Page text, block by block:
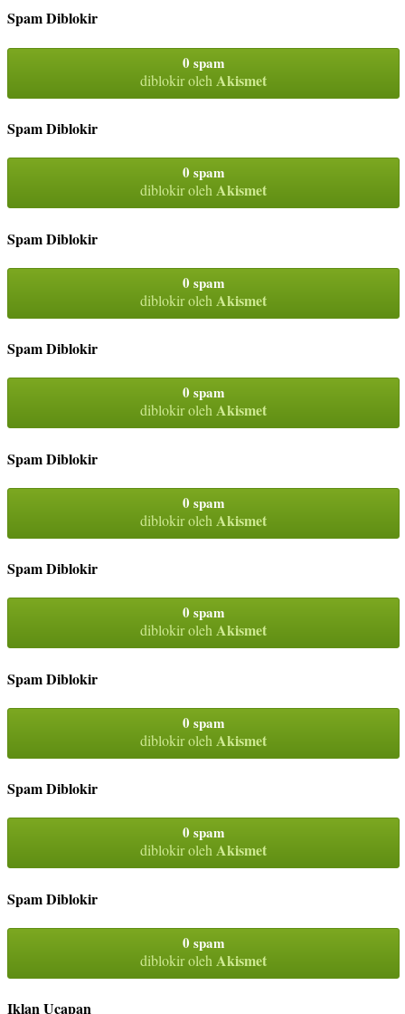
Spam Diblokir
0 spam
diblokir oleh Akismet
Spam Diblokir
0 spam
diblokir olehAkismet
Spam Diblokir
0 spam
diblokir oleh Akismet
Spam Diblokir
0 spam
diblokir olehAkismet
Spam Diblokir
0 spam
diblokir oleh Akismet
Spam Diblokir
0 spam
diblokir olehAkismet
Spam Diblokir
0 spam
diblokir oleh Akismet
Spam Diblokir
0 spam
diblokir olehAkismet
Spam Diblokir
0 spam
diblokir oleh Akismet
Iklan Ucapan